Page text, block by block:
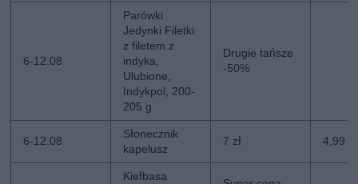
6-12.08
Parówki
Jedynki Filetki
z filetem z
indyka,
Ulubione,
Indykpol, 200-
205 g
Drugie tańsze
-50%
6-12.08
Słonecznik
kapelusz
7 zł 4,99
Kiełbasa